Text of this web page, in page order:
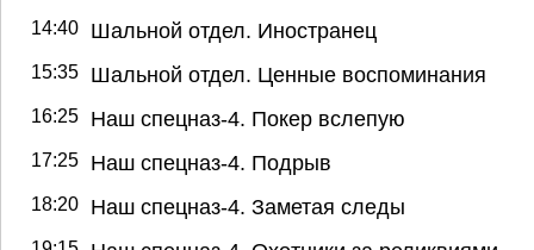
14:40 Шальной отдел. Иностранец
15:35 Шальной отдел. Ценные воспоминания
16:25 Наш спецназ-4. Покер вслепую
17:25 Наш спецназ-4. Подрыв
18:20 Наш спецназ-4. Заметая следы